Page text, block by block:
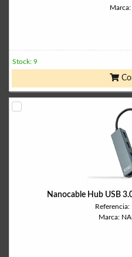
Stock: 9
Nanocable Hub USB
Marca: